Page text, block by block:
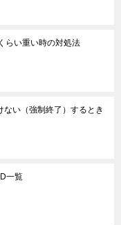
らい重い時の対処法
ない（強制終了）するとき
一覧